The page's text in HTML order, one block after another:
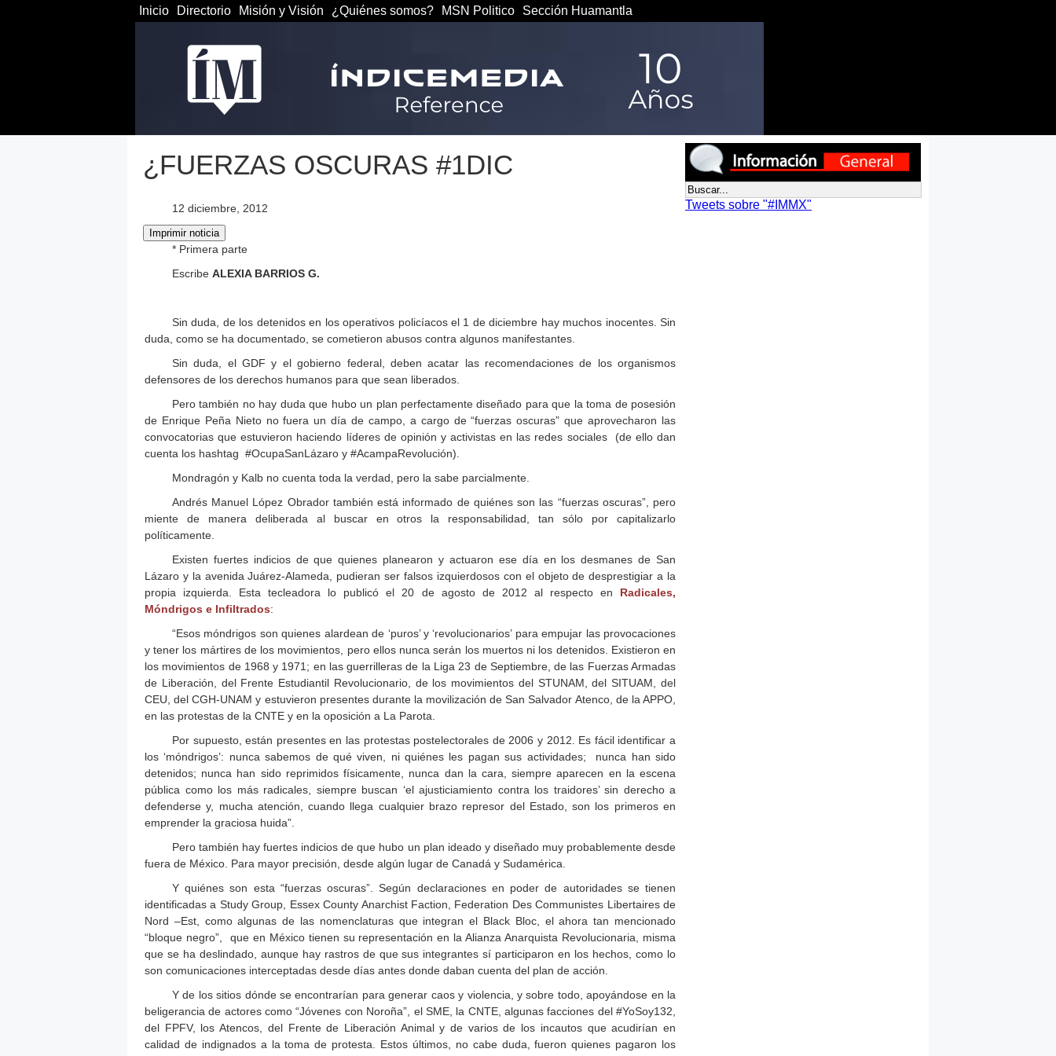
Inicio Directorio Misión y Visión ¿Quiénes somos? MSN Politico Sección Huamantla
¿FUERZAS OSCURAS #1DIC
12 diciembre, 2012
* Primera parte
Escribe ALEXIA BARRIOS G.
Sin duda, de los detenidos en los operativos policíacos el 1 de diciembre hay muchos inocentes. Sin
duda, como se ha documentado, se cometieron abusos contra algunos manifestantes.
Sin duda, el GDF y el gobierno federal, deben acatar las recomendaciones de los organismos
defensores de los derechos humanos para que sean liberados.
Pero también no hay duda que hubo un plan perfectamente diseñado para que la toma de posesión
de Enrique Peña Nieto no fuera un día de campo, a cargo de “fuerzas oscuras” que aprovecharon las
convocatorias que estuvieron haciendo líderes de opinión y activistas en las redes sociales (de ello dan
cuenta los hashtag #OcupaSanLázaro y #AcampaRevolución).
Mondragón y Kalb no cuenta toda la verdad, pero la sabe parcialmente.
Andrés Manuel López Obrador también está informado de quiénes son las “fuerzas oscuras”, pero
miente de manera deliberada al buscar en otros la responsabilidad, tan sólo por capitalizarlo
políticamente.
Existen fuertes indicios de que quienes planearon y actuaron ese día en los desmanes de San
Lázaro y la avenida Juárez-Alameda, pudieran ser falsos izquierdosos con el objeto de desprestigiar a la
propia izquierda. Esta tecleadora lo publicó el 20 de agosto de 2012 al respecto en Radicales,
Móndrigos e Infiltrados:
“Esos móndrigos son quienes alardean de ‘puros’ y ‘revolucionarios’ para empujar las provocaciones
y tener los mártires de los movimientos, pero ellos nunca serán los muertos ni los detenidos. Existieron en
los movimientos de 1968 y 1971; en las guerrilleras de la Liga 23 de Septiembre, de las Fuerzas Armadas
de Liberación, del Frente Estudiantil Revolucionario, de los movimientos del STUNAM, del SITUAM, del
CEU, del CGH-UNAM y estuvieron presentes durante la movilización de San Salvador Atenco, de la APPO,
en las protestas de la CNTE y en la oposición a La Parota.
Por supuesto, están presentes en las protestas postelectorales de 2006 y 2012. Es fácil identificar a
los ‘móndrigos’: nunca sabemos de qué viven, ni quiénes les pagan sus actividades; nunca han sido
detenidos; nunca han sido reprimidos físicamente, nunca dan la cara, siempre aparecen en la escena
pública como los más radicales, siempre buscan ‘el ajusticiamiento contra los traidores’ sin derecho a
defenderse y, mucha atención, cuando llega cualquier brazo represor del Estado, son los primeros en
emprender la graciosa huida”.
Pero también hay fuertes indicios de que hubo un plan ideado y diseñado muy probablemente desde
fuera de México. Para mayor precisión, desde algún lugar de Canadá y Sudamérica.
Y quiénes son esta “fuerzas oscuras”. Según declaraciones en poder de autoridades se tienen
identificadas a Study Group, Essex County Anarchist Faction, Federation Des Communistes Libertaires de
Nord –Est, como algunas de las nomenclaturas que integran el Black Bloc, el ahora tan mencionado
“bloque negro”, que en México tienen su representación en la Alianza Anarquista Revolucionaria, misma
que se ha deslindado, aunque hay rastros de que sus integrantes sí participaron en los hechos, como lo
son comunicaciones interceptadas desde días antes donde daban cuenta del plan de acción.
Y de los sitios dónde se encontrarían para generar caos y violencia, y sobre todo, apoyándose en la
beligerancia de actores como “Jóvenes con Noroña”, el SME, la CNTE, algunas facciones del #YoSoy132,
del FPFV, los Atencos, del Frente de Liberación Animal y de varios de los incautos que acudirían en
calidad de indignados a la toma de protesta. Estos últimos, no cabe duda, fueron quienes pagaron los
Tweets sobre "#IMMX"